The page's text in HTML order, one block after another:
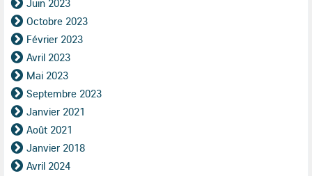
Juin 2023
Octobre 2023
Février 2023
Avril 2023
Mai 2023
Septembre 2023
Janvier 2021
Août 2021
Janvier 2018
Avril 2024